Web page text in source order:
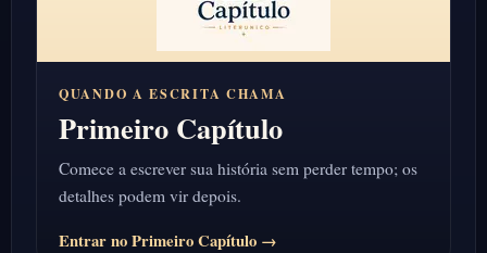
QUANDO A ESCRITA CHAMA
Primeiro Capítulo
Comece a escrever sua história sem perder tempo; os
detalhes podem vir depois.
Entrar no Primeiro Capítulo →